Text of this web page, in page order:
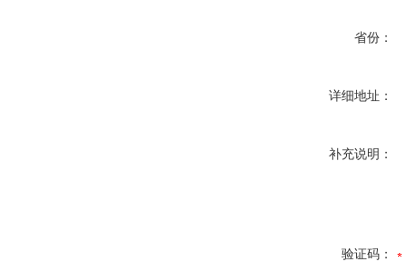
省份：
详细地址：
补充说明：
验证码：